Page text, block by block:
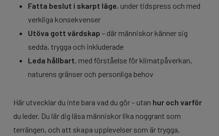
Fatta beslut i skarpt läge, under tidspress och med
verkliga konsekvenser
Utöva gott värdskap – där människor känner sig
sedda, trygga och inkluderade
Leda hållbart, med förståelse för klimatpåverkan,
naturens gränser och personliga behov
Här utvecklar du inte bara vad du gör – utan hur och varför
du leder. Du lär dig läsa människor lika noggrant som
terrängen, och att skapa upplevelser som är trygga,